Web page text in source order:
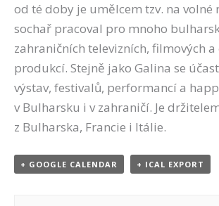
od té doby je umělcem tzv. na volné
sochař pracoval pro mnoho
zahraničních televizních, filmových
produkcí. Stejně jako Galina se
výstav, festivalů, performancí a
v Bulharsku i v zahraničí. Je
z Bulharska, Francie i Itálie.
+ GOOGLE CALENDAR + ICAL EXPORT